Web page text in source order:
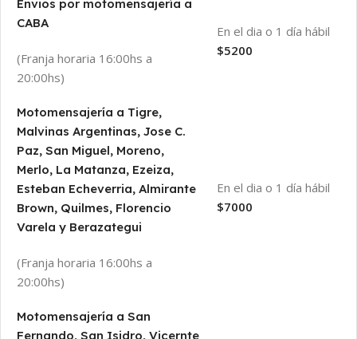
Envios por motomensajería a
CABA
(Franja horaria 16:00hs a
20:00hs)
En el dia o 1 día hábil
$5200
Motomensajería a Tigre,
Malvinas Argentinas, Jose C.
Paz, San Miguel, Moreno,
Merlo, La Matanza, Ezeiza,
Esteban Echeverria, Almirante
Brown, Quilmes, Florencio
Varela y Berazategui
(Franja horaria 16:00hs a
20:00hs)
En el dia o 1 día hábil
$7000
Motomensajería a San
Fernando, San Isidro, Vicernte